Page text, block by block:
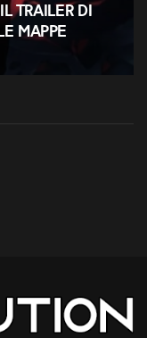
il trailer di
mappe